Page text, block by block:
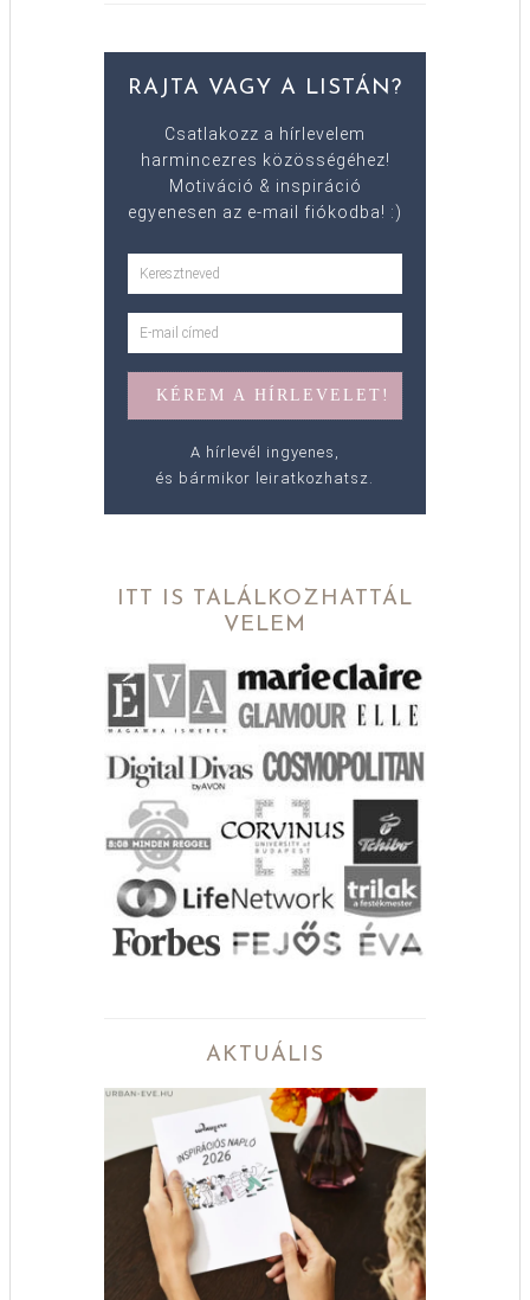
RAJTA VAGY A LISTÁN?
Csatlakozz a hírlevelem
harmincezres közösségéhez!
Motiváció & inspiráció
egyenesen az e-mail fiókodba! :)
A hírlevél ingyenes,
és bármikor leiratkozhatsz.
ITT IS TALÁLKOZHATTÁL
VELEM
AKTUÁLIS